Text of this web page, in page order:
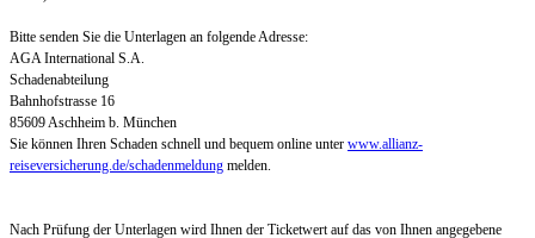
Bitte senden Sie die Unterlagen an folgende Adresse:
AGA International S.A.
Schadenabteilung
Bahnhofstrasse 16
85609 Aschheim b. München
Sie können Ihren Schaden schnell und bequem online unter www.allianz-
reiseversicherung.de/schadenmeldung melden.
Nach Prüfung der Unterlagen wird Ihnen der Ticketwert auf das von Ihnen angegebene